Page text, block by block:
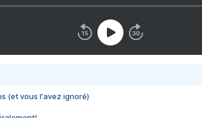
(et vous l'avez ignoré)